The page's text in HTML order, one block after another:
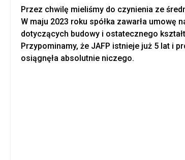
Przez chwilę mieliśmy do czynienia ze
W maju 2023 roku spółka zawarła
dotyczących budowy i ostatecznego
Przypominamy, że JAFP istnieje już 5 lat i
osiągnęła absolutnie niczego.